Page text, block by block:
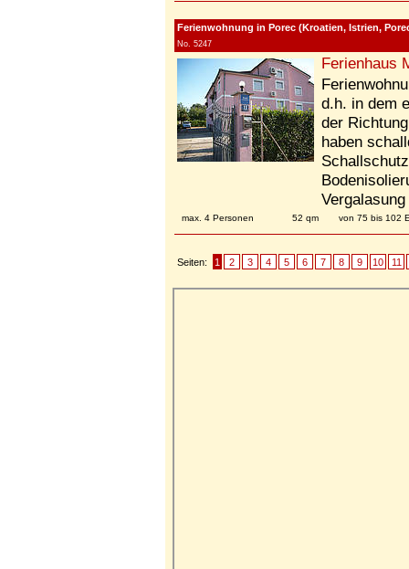
Ferienwohnung in Porec (Kroatien, Istrien,
No. 5247
Ferienhaus
d.h. in dem
der
haben
max. 4 Personen 52 qm von 75 bis 102
Seiten: 1 2 3 4 5 6 7 8 9 10 11